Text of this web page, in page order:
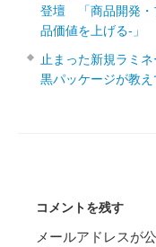
登壇 「商品開発・
品価値を上げる‐」
止まった新規ラミ
黒パッケージが教
コメントを残す
メールアドレスが